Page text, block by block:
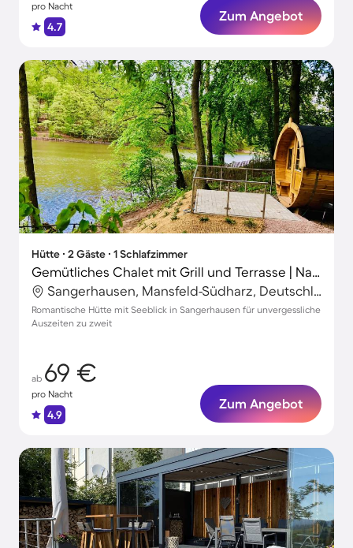
pro Nacht
4.7
Zum Angebot
Hütte ∙ 2 Gäste ∙ 1 Schlafzimmer
Gemütliches Chalet mit Grill und Terrasse | Naturblick
Sangerhausen, Mansfeld-Südharz, Deutschland
Romantische Hütte mit Seeblick in Sangerhausen für unvergessliche
Auszeiten zu zweit
ab 69 €
pro Nacht
4.9
Zum Angebot